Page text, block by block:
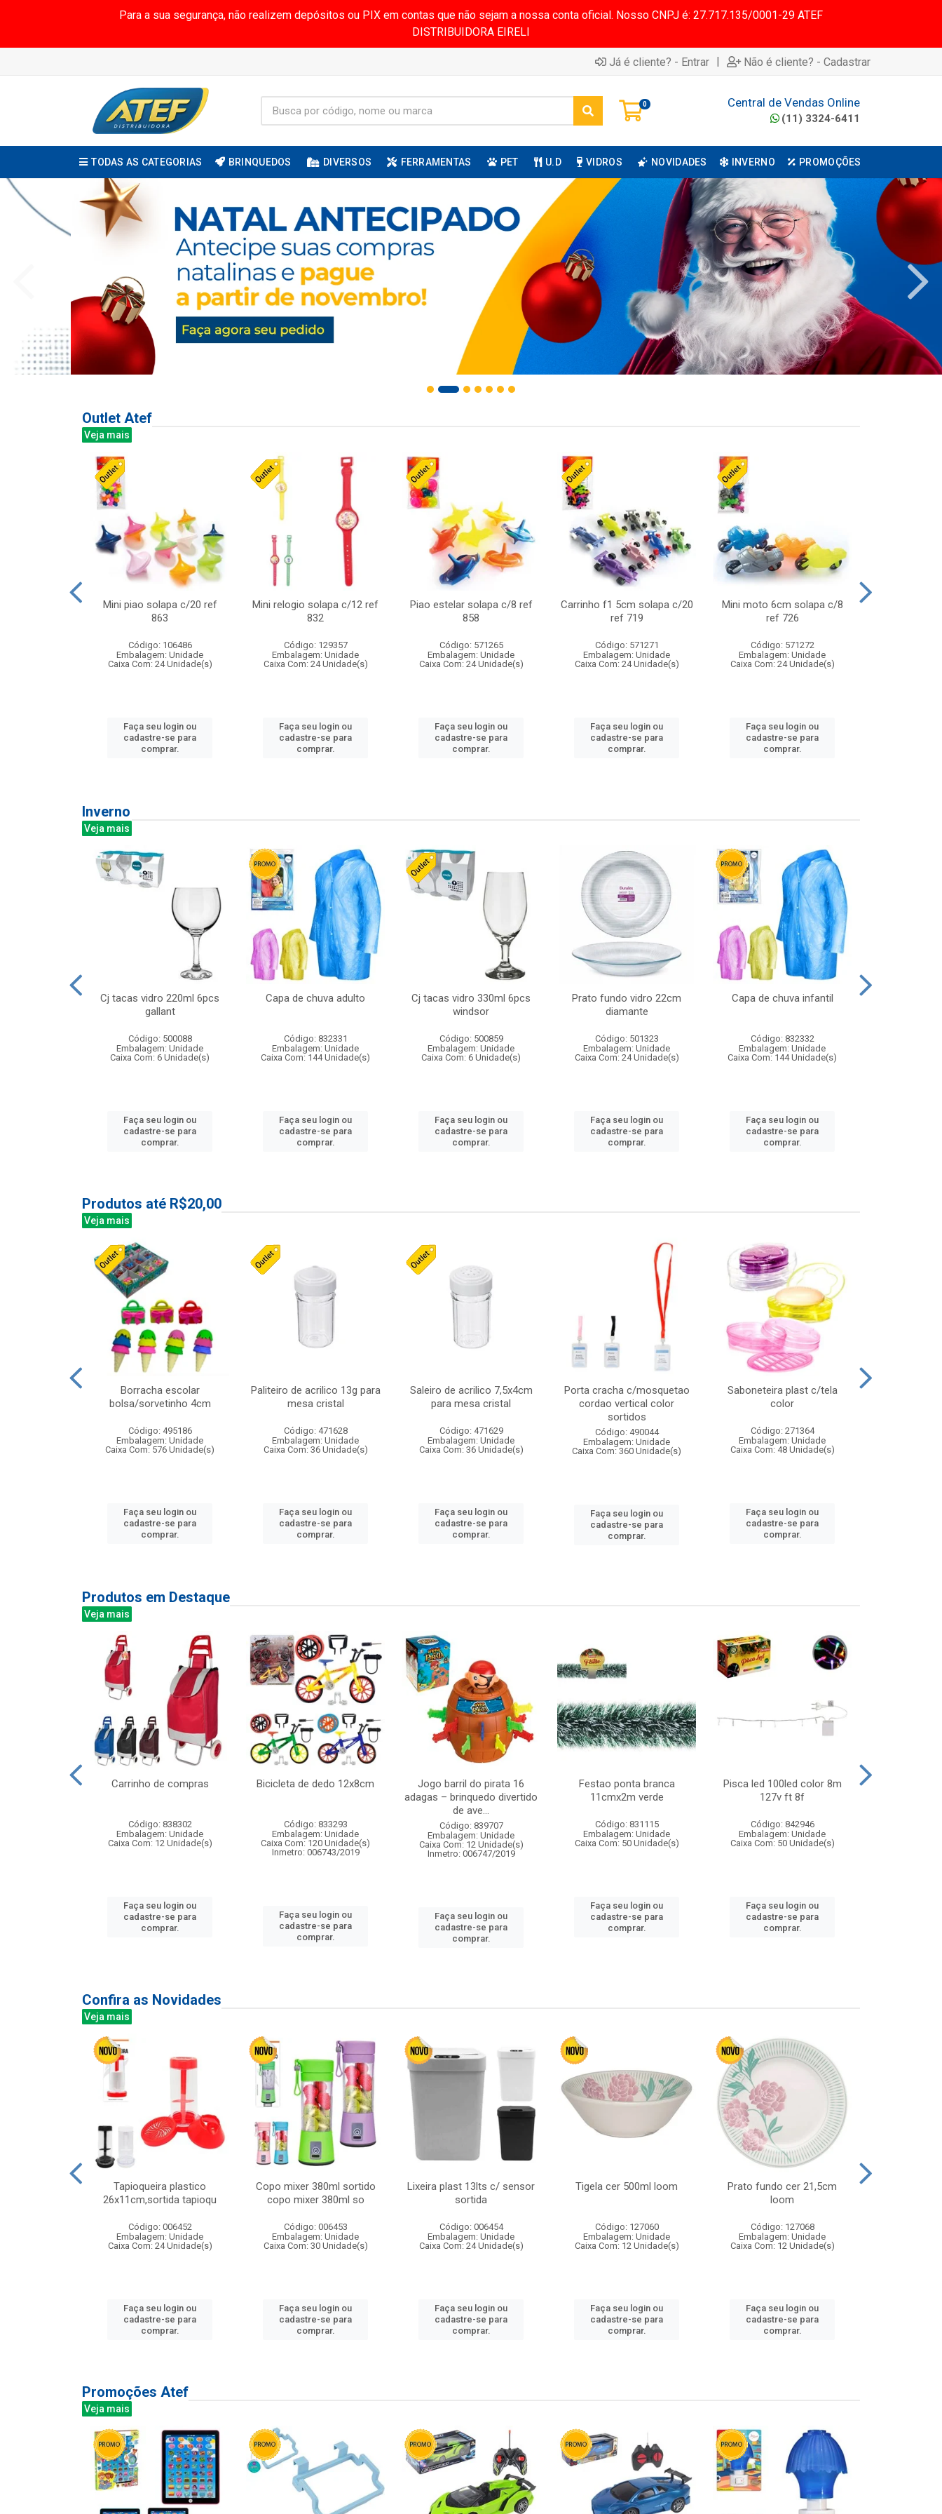
Para a sua segurança, não realizem depósitos ou PIX em contas que não sejam a nossa conta oficial. Nosso CNPJ é: 27.717.135/0001-29 ATEF
DISTRIBUIDORA EIRELI
Já é cliente? - Entrar | Não é cliente? - Cadastrar
0 Central de Vendas Online
(11) 3324-6411
TODAS AS CATEGORIAS BRINQUEDOS DIVERSOS FERRAMENTAS PET U.D VIDROS NOVIDADES INVERNO PROMOÇÕES
Outlet Atef
Veja mais
Mini piao solapa c/20 ref
863
Código: 106486
Embalagem: Unidade
Caixa Com: 24 Unidade(s)
Faça seu login ou
cadastre-se para
comprar.
Mini relogio solapa c/12 ref
832
Código: 129357
Embalagem: Unidade
Caixa Com: 24 Unidade(s)
Faça seu login ou
cadastre-se para
comprar.
Piao estelar solapa c/8 ref
858
Código: 571265
Embalagem: Unidade
Caixa Com: 24 Unidade(s)
Faça seu login ou
cadastre-se para
comprar.
Carrinho f1 5cm solapa c/20
ref 719
Código: 571271
Embalagem: Unidade
Caixa Com: 24 Unidade(s)
Faça seu login ou
cadastre-se para
comprar.
Mini moto 6cm solapa c/8
ref 726
Código: 571272
Embalagem: Unidade
Caixa Com: 24 Unidade(s)
Faça seu login ou
cadastre-se para
comprar.
Inverno
Veja mais
Cj tacas vidro 220ml 6pcs
gallant
Código: 500088
Embalagem: Unidade
Caixa Com: 6 Unidade(s)
Faça seu login ou
cadastre-se para
comprar.
Capa de chuva adulto
Código: 832331
Embalagem: Unidade
Caixa Com: 144 Unidade(s)
Faça seu login ou
cadastre-se para
comprar.
Cj tacas vidro 330ml 6pcs
windsor
Código: 500859
Embalagem: Unidade
Caixa Com: 6 Unidade(s)
Faça seu login ou
cadastre-se para
comprar.
Prato fundo vidro 22cm
diamante
Código: 501323
Embalagem: Unidade
Caixa Com: 24 Unidade(s)
Faça seu login ou
cadastre-se para
comprar.
Capa de chuva infantil
Código: 832332
Embalagem: Unidade
Caixa Com: 144 Unidade(s)
Faça seu login ou
cadastre-se para
comprar.
Produtos até R$20,00
Veja mais
Borracha escolar
bolsa/sorvetinho 4cm
Código: 495186
Embalagem: Unidade
Caixa Com: 576 Unidade(s)
Faça seu login ou
cadastre-se para
comprar.
Paliteiro de acrilico 13g para
mesa cristal
Código: 471628
Embalagem: Unidade
Caixa Com: 36 Unidade(s)
Faça seu login ou
cadastre-se para
comprar.
Saleiro de acrilico 7,5x4cm
para mesa cristal
Código: 471629
Embalagem: Unidade
Caixa Com: 36 Unidade(s)
Faça seu login ou
cadastre-se para
comprar.
Porta cracha c/mosquetao
cordao vertical color
sortidos
Código: 490044
Embalagem: Unidade
Caixa Com: 360 Unidade(s)
Faça seu login ou
cadastre-se para
comprar.
Saboneteira plast c/tela
color
Código: 271364
Embalagem: Unidade
Caixa Com: 48 Unidade(s)
Faça seu login ou
cadastre-se para
comprar.
Produtos em Destaque
Veja mais
Carrinho de compras
Código: 838302
Embalagem: Unidade
Caixa Com: 12 Unidade(s)
Faça seu login ou
cadastre-se para
comprar.
Bicicleta de dedo 12x8cm
Código: 833293
Embalagem: Unidade
Caixa Com: 120 Unidade(s)
Inmetro: 006743/2019
Faça seu login ou
cadastre-se para
comprar.
Jogo barril do pirata 16
adagas – brinquedo divertido
de ave...
Código: 839707
Embalagem: Unidade
Caixa Com: 12 Unidade(s)
Inmetro: 006747/2019
Faça seu login ou
cadastre-se para
comprar.
Festao ponta branca
11cmx2m verde
Código: 831115
Embalagem: Unidade
Caixa Com: 50 Unidade(s)
Faça seu login ou
cadastre-se para
comprar.
Pisca led 100led color 8m
127v ft 8f
Código: 842946
Embalagem: Unidade
Caixa Com: 50 Unidade(s)
Faça seu login ou
cadastre-se para
comprar.
Confira as Novidades
Veja mais
Tapioqueira plastico
26x11cm,sortida tapioqu
Código: 006452
Embalagem: Unidade
Caixa Com: 24 Unidade(s)
Faça seu login ou
cadastre-se para
comprar.
Copo mixer 380ml sortido
copo mixer 380ml so
Código: 006453
Embalagem: Unidade
Caixa Com: 30 Unidade(s)
Faça seu login ou
cadastre-se para
comprar.
Lixeira plast 13lts c/ sensor
sortida
Código: 006454
Embalagem: Unidade
Caixa Com: 24 Unidade(s)
Faça seu login ou
cadastre-se para
comprar.
Tigela cer 500ml loom
Código: 127060
Embalagem: Unidade
Caixa Com: 12 Unidade(s)
Faça seu login ou
cadastre-se para
comprar.
Prato fundo cer 21,5cm
loom
Código: 127068
Embalagem: Unidade
Caixa Com: 12 Unidade(s)
Faça seu login ou
cadastre-se para
comprar.
Promoções Atef
Veja mais